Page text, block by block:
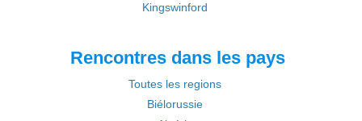
Kingswinford
Rencontres dans les pays
Toutes les regions
Biélorussie